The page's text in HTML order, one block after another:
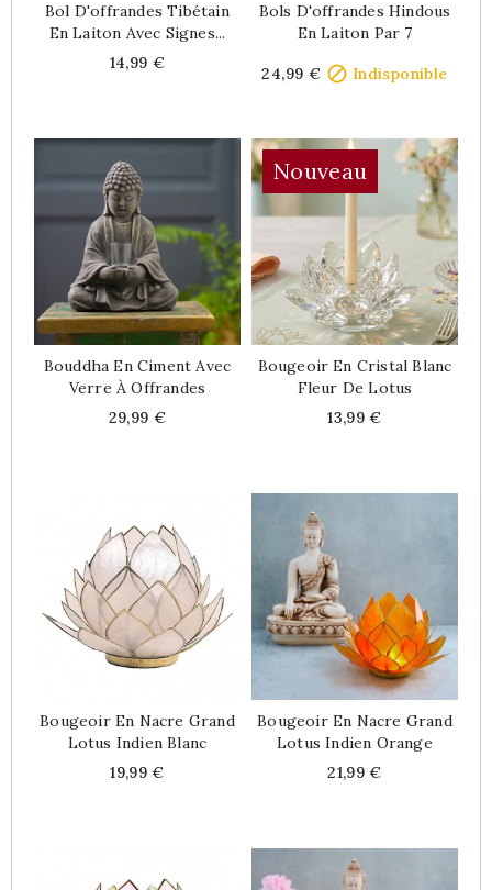
Bol D'offrandes Tibétain
En Laiton Avec Signes...
Price
14,99 €
Bols D'offrandes Hindous
En Laiton Par 7
24,99 €  Indisponible
Bouddha En Ciment Avec
Verre À Offrandes
Price
29,99 €
Nouveau
Bougeoir En Cristal Blanc
Fleur De Lotus
Price
13,99 €
Bougeoir En Nacre Grand
Lotus Indien Blanc
Price
19,99 €
Bougeoir En Nacre Grand
Lotus Indien Orange
Price
21,99 €